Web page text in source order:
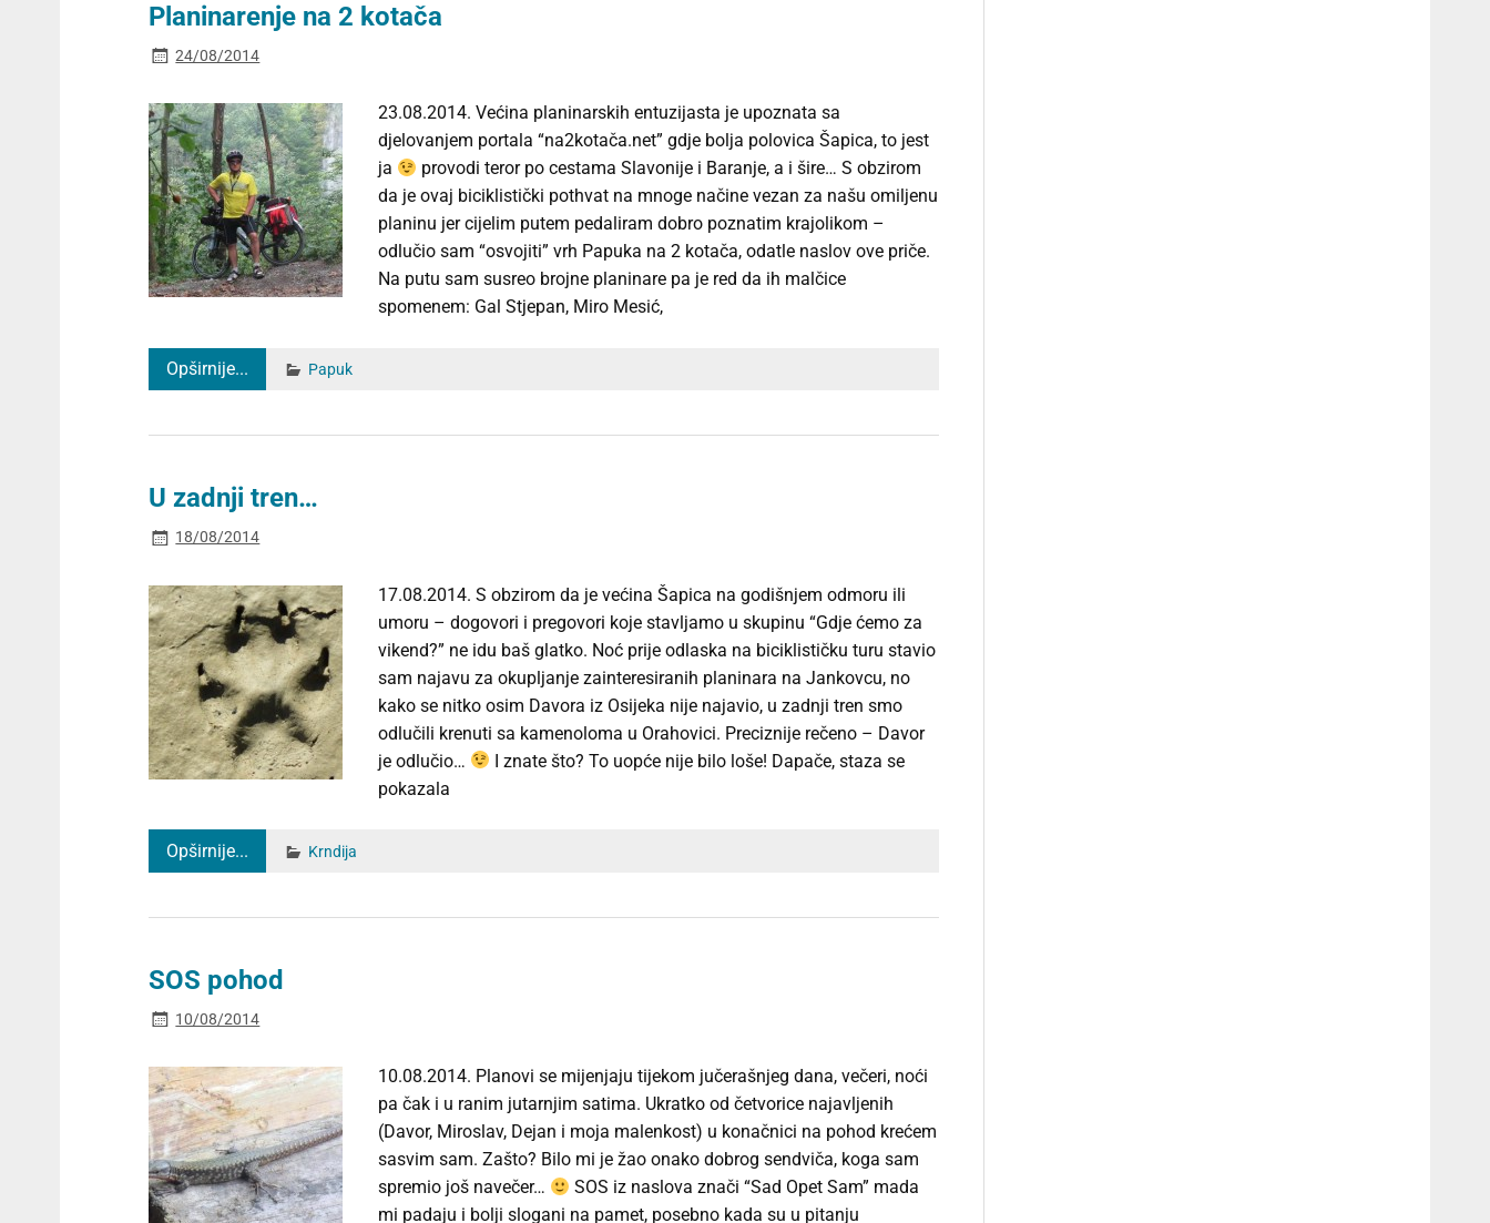
Planinarenje na 2 kotača
24/08/2014
23.08.2014. Većina planinarskih entuzijasta je upoznata sa
djelovanjem portala “na2kotača.net” gdje bolja polovica Šapica, to jest
ja
provodi teror po cestama Slavonije i Baranje, a i šire… S obzirom
da je ovaj biciklistički pothvat na mnoge načine vezan za našu omiljenu
planinu jer cijelim putem pedaliram dobro poznatim krajolikom –
odlučio sam “osvojiti” vrh Papuka na 2 kotača, odatle naslov ove priče.
Na putu sam susreo brojne planinare pa je red da ih malčice
spomenem: Gal Stjepan, Miro Mesić,
Opširnije... Papuk
U zadnji tren…
18/08/2014
17.08.2014. S obzirom da je većina Šapica na godišnjem odmoru ili
umoru – dogovori i pregovori koje stavljamo u skupinu “Gdje ćemo za
vikend?” ne idu baš glatko. Noć prije odlaska na biciklističku turu stavio
sam najavu za okupljanje zainteresiranih planinara na Jankovcu, no
kako se nitko osim Davora iz Osijeka nije najavio, u zadnji tren smo
odlučili krenuti sa kamenoloma u Orahovici. Preciznije rečeno – Davor
je odlučio…
I znate što? To uopće nije bilo loše! Dapače, staza se
pokazala
Opširnije... Krndija
SOS pohod
10/08/2014
10.08.2014. Planovi se mijenjaju tijekom jučerašnjeg dana, večeri, noći
pa čak i u ranim jutarnjim satima. Ukratko od četvorice najavljenih
(Davor, Miroslav, Dejan i moja malenkost) u konačnici na pohod krećem
sasvim sam. Zašto? Bilo mi je žao onako dobrog sendviča, koga sam
spremio još navečer…
SOS iz naslova znači “Sad Opet Sam” mada
mi padaju i bolji slogani na pamet, posebno kada su u pitanju